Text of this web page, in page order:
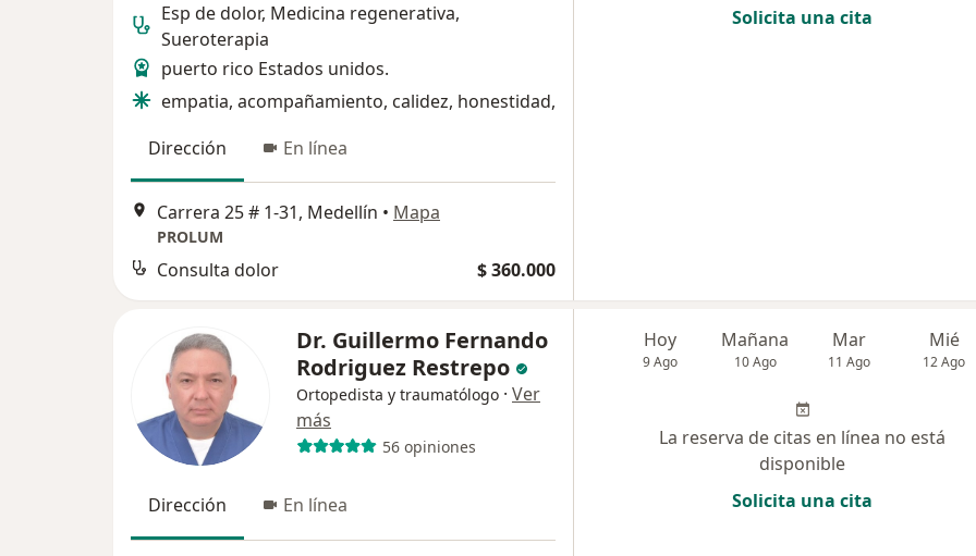
Esp de dolor, Medicina regenerativa,
Sueroterapia
puerto rico Estados unidos.
empatia, acompañamiento, calidez, honestidad,
Dirección
En línea
Carrera 25 # 1-31, Medellín • Mapa
PROLUM
Consulta dolor $ 360.000
Solicita una cita
Dr. Guillermo Fernando
Rodriguez Restrepo
Ortopedista y traumatólogo · Ver
más
56 opiniones
Dirección En línea
Hoy
9 Ago
Mañana
10 Ago
Mar
11 Ago
Mié
12 Ago
La reserva de citas en línea no está
disponible
Solicita una cita